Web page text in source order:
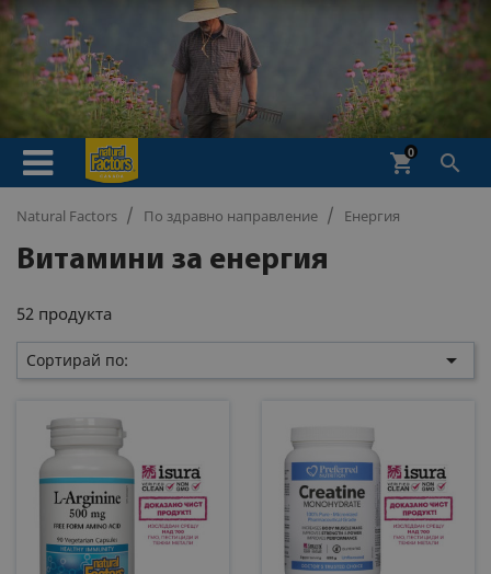

shopping_cart
0
Natural Factors По здравно направление Енергия
Витамини за енергия
52 продукта
Сортирай по: 